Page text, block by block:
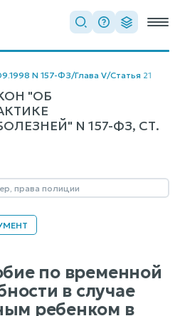
N 157-ФЗ/Глава V/Статья 21
"ОБ
N 157-ФЗ, СТ.
по временной
в случае
ребенком в